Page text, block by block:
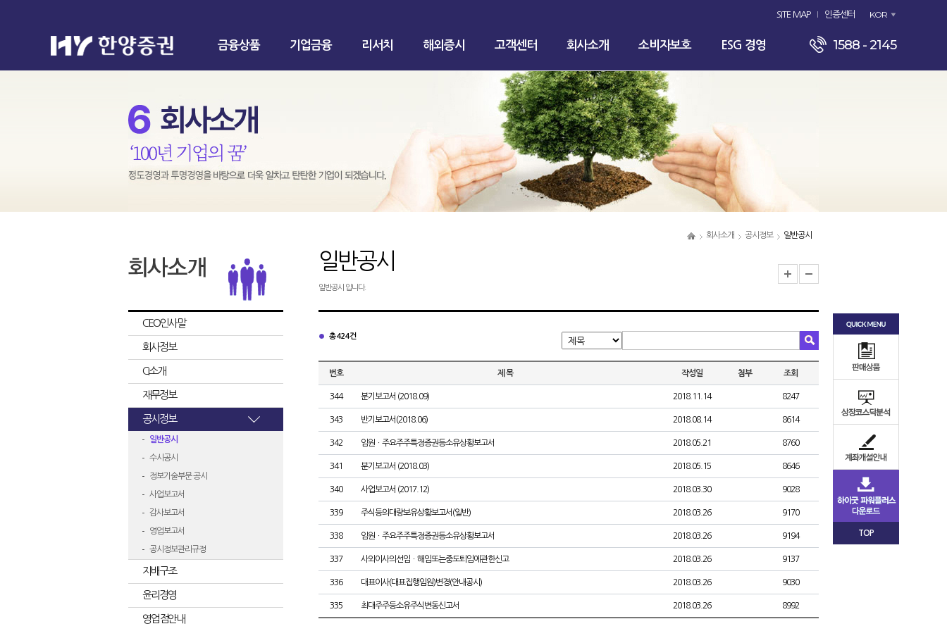
SITE MAP 인증센터 KOR
금융상품 기업금융 리서치 해외증시 고객센터 회사소개 소비자보호 ESG 경영 1588 - 2145
회사소개 공시정보 일반공시
CEO인사말
회사정보
CI소개
재무정보
공시정보
일반공시
수시공시
정보기술부문 공시
사업보고서
감사보고서
영업보고서
공시정보관리규정
지배구조
윤리경영
영업점안내
일반공시
일반공시 입니다.
총 424건
번호 제 목 작성일 첨부 조회
344 분기보고서 (2018.09) 2018.11.14 8247
343 반기보고서(2018.06) 2018.08.14 8614
342 임원ㆍ주요주주특정증권등소유상황보고서 2018.05.21 8760
341 분기보고서 (2018.03) 2018.05.15 8646
340 사업보고서 (2017.12) 2018.03.30 9028
339 주식등의대량보유상황보고서(일반) 2018.03.26 9170
338 임원ㆍ주요주주특정증권등소유상황보고서 2018.03.26 9194
337 사외이사의선임ㆍ해임또는중도퇴임에관한신고 2018.03.26 9137
336 대표이사(대표집행임원)변경(안내공시) 2018.03.26 9030
335 최대주주등소유주식변동신고서 2018.03.26 8992
TOP